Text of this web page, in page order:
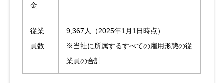
金
従業
員数
9,367人（2025年1月1日時点）
※当社に所属するすべての雇用形態の従
業員の合計